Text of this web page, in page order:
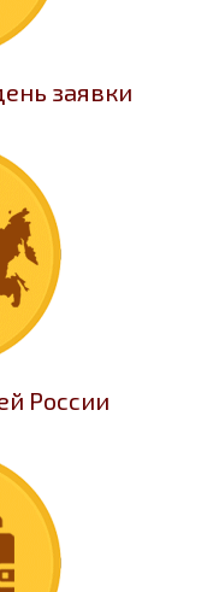
заявки
России